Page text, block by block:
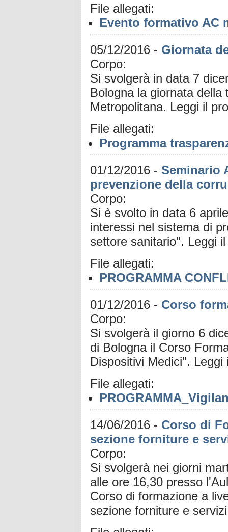
File allegati:
Evento formativo AC
05/12/2016 - Giornata
Corpo:
Si svolgerà in data 7
Bologna la giornata
Metropolitana. Leggi il
File allegati:
Programma
01/12/2016 - Seminario
prevenzione della
Corpo:
Si è svolto in data 6
interessi nel sistema di
settore sanitario". Leggi
File allegati:
PROGRAMMA
01/12/2016 - Corso
Corpo:
Si svolgerà il giorno 6
di Bologna il Corso
Dispositivi Medici". Leggi
File allegati:
14/06/2016 - Corso di
sezione forniture e
Corpo:
Si svolgerà nei giorni
alle ore 16,30 presso
Corso di formazione a
sezione forniture e